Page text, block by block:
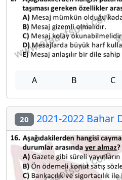
A B C
20 2021-2022 Bahar